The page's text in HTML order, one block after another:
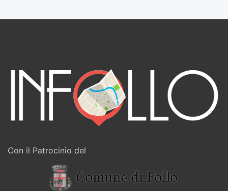
Con il Patrocinio del